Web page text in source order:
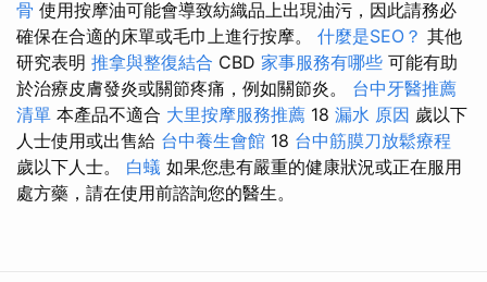
骨 使用按摩油可能會導致紡織品上出現油污，因此請務必
確保在合適的床單或毛巾上進行按摩。 什麼是SEO？ 其他
研究表明 推拿與整復結合 CBD 家事服務有哪些 可能有助
於治療皮膚發炎或關節疼痛，例如關節炎。 台中牙醫推薦
清單 本產品不適合 大里按摩服務推薦 18 漏水 原因 歲以下
人士使用或出售給 台中養生會館 18 台中筋膜刀放鬆療程
歲以下人士。 白蟻 如果您患有嚴重的健康狀況或正在服用
處方藥，請在使用前諮詢您的醫生。